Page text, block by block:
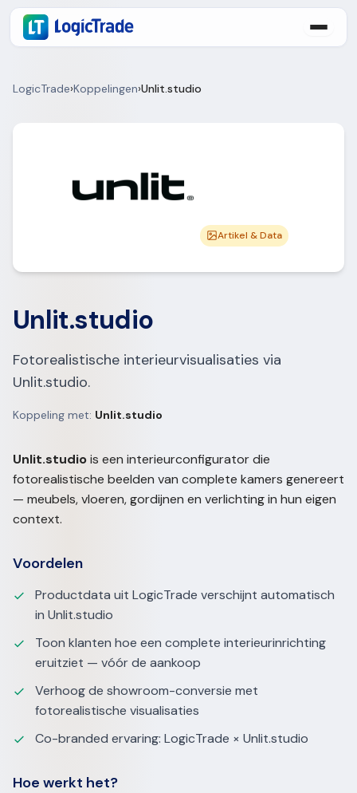
LogicTrade›Koppelingen›Unlit.studio
Artikel & Data
Unlit.studio
Fotorealistische interieurvisualisaties via
Unlit.studio.
Koppeling met: Unlit.studio
Unlit.studiois een interieurconfigurator die
fotorealistische beelden van complete kamers genereert
— meubels, vloeren, gordijnen en verlichting in hun eigen
context.
Voordelen
Productdata uit LogicTrade verschijnt automatisch
in Unlit.studio
Toon klanten hoe een complete interieurinrichting
eruitziet — vóór de aankoop
Verhoog de showroom-conversie met
fotorealistische visualisaties
Co-branded ervaring: LogicTrade × Unlit.studio
Hoe werkt het?